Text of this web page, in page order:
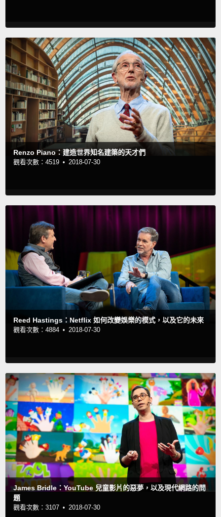
Renzo Piano：建造世界知名建築的天才們
觀看次數：4519 • 2018-07-30
Reed Hastings：Netflix 如何改變娛樂的模式，以及它的未來
觀看次數：4884 •2018-07-30
James Bridle：YouTube 兒童影片的惡夢，以及現代網路的問
題
觀看次數：3107 •2018-07-30